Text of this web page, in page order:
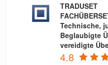
TRADUSET
Technische,
Beglaubigte
vereidigte
4.8